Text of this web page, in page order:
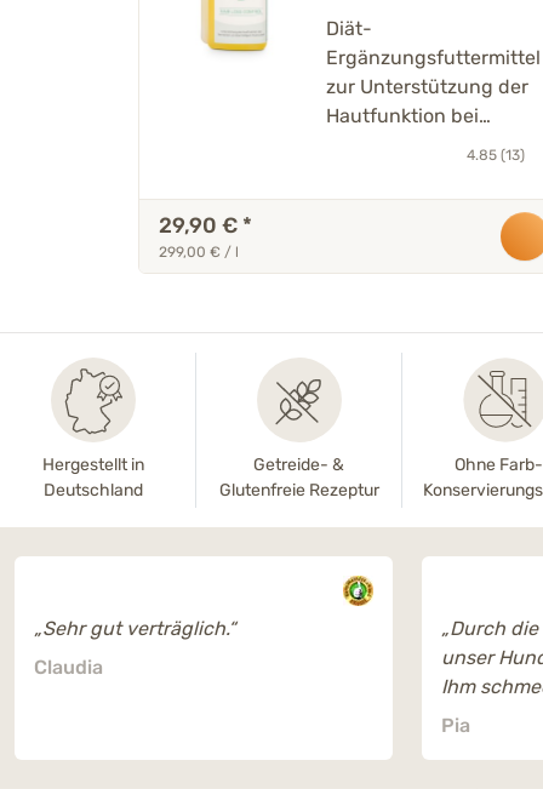
Flüssig
Diät-
Ergänzungsfuttermittel
zur Unterstützung der
Hautfunktion bei
Haarausfall
4.85 (13)
29,90 € *
299,00 € / l
Hergestellt in
Deutschland
Getreide- &
Glutenfreie Rezeptur
Ohne
„Sehr gut verträglich.“
Claudia
„Durch
unser
Ihm
das Futter
Pia